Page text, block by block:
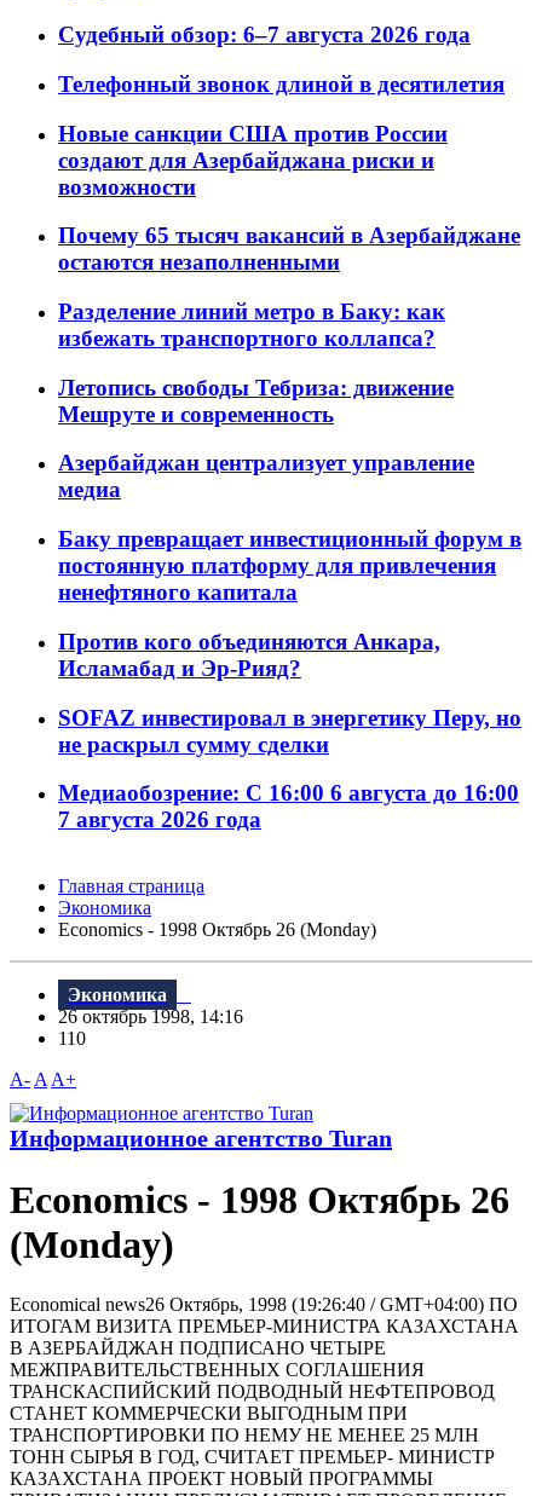
Судебный обзор: 6–7 августа 2026 года
Телефонный звонок длиной в десятилетия
Новые санкции США против России
создают для Азербайджана риски и
возможности
Почему 65 тысяч вакансий в Азербайджане
остаются незаполненными
Разделение линий метро в Баку: как
избежать транспортного коллапса?
Летопись свободы Тебриза: движение
Мешруте и современность
Азербайджан централизует управление
медиа
Баку превращает инвестиционный форум в
постоянную платформу для привлечения
ненефтяного капитала
Против кого объединяются Анкара,
Исламабад и Эр-Рияд?
SOFAZ инвестировал в энергетику Перу, но
не раскрыл сумму сделки
Медиаобозрение: С 16:00 6 августа до 16:00
7 августа 2026 года
Главная страница
Экономика
Economics - 1998 Октябрь 26 (Monday)
Экономика
26 октябрь 1998, 14:16
110
A- A A+
Информационное агентство Turan
Economics - 1998 Октябрь 26
(Monday)
Economical news26 Октябрь, 1998 (19:26:40 / GMT+04:00) ПО
ИТОГАМ ВИЗИТА ПРЕМЬЕР-МИНИСТРА КАЗАХСТАНА
В АЗЕРБАЙДЖАН ПОДПИСАНО ЧЕТЫРЕ
МЕЖПРАВИТЕЛЬСТВЕННЫХ СОГЛАШЕНИЯ
ТРАНСКАСПИЙСКИЙ ПОДВОДНЫЙ НЕФТЕПРОВОД
СТАНЕТ КОММЕРЧЕСКИ ВЫГОДНЫМ ПРИ
ТРАНСПОРТИРОВКИ ПО НЕМУ НЕ МЕНЕЕ 25 МЛН
ТОНН СЫРЬЯ В ГОД, СЧИТАЕТ ПРЕМЬЕР- МИНИСТР
КАЗАХСТАНА ПРОЕКТ НОВЫЙ ПРОГРАММЫ